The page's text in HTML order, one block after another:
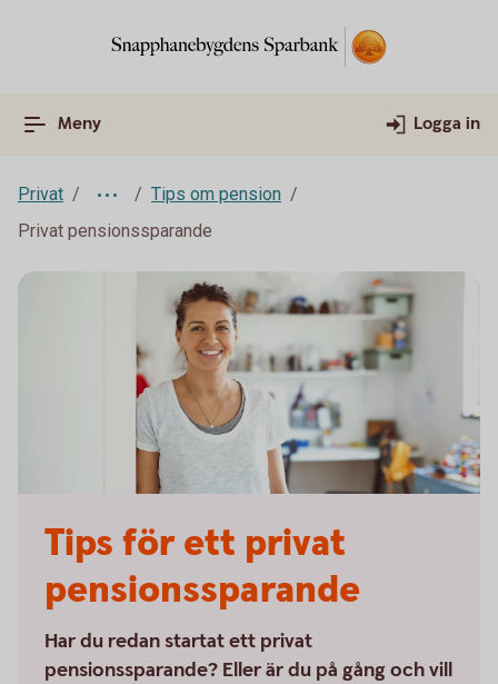
Meny Logga in
Privat
Tips om pension
Privat pensionssparande
Tips för ett privat
pensionssparande
Har du redan startat ett privat
pensionssparande? Eller är du på gång och vill